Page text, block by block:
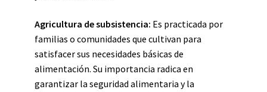
Agricultura de subsistencia: Es practicada por
familias o comunidades que cultivan para
satisfacer sus necesidades básicas de
alimentación. Su importancia radica en
garantizar la seguridad alimentaria y la